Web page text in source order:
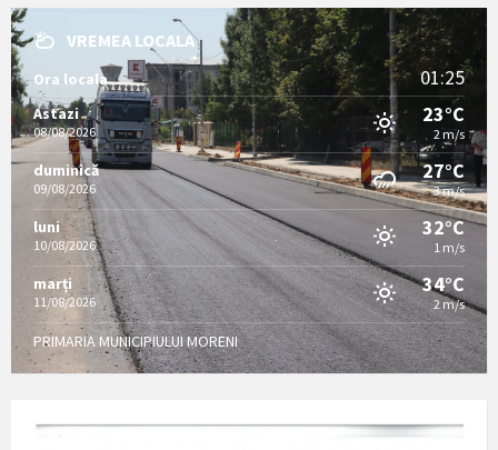
VREMEA LOCALA
Ora locala 01:25
Astazi
08/08/2026
23°C
2 m/s
duminică
09/08/2026
27°C
3 m/s
luni
10/08/2026
32°C
1 m/s
marți
11/08/2026
34°C
2 m/s
PRIMARIA MUNICIPIULUI MORENI